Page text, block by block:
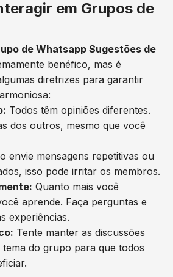
em Grupos de
de Whatsapp Sugestões de
benéfico, mas é
diretrizes para garantir
Todos têm opiniões diferentes.
dos outros, mesmo que você
envie mensagens repetitivas ou
isso pode irritar os membros.
Quanto mais você
aprende. Faça perguntas e
experiências.
Tente manter as discussões
tema do grupo para que todos